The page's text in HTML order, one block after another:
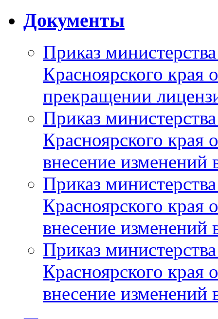
Документы
Приказ
Красноярского
прекращении
Приказ
Красноярского
внесение изменений
Приказ
Красноярского
внесение изменений
Приказ
Красноярского
внесение изменений